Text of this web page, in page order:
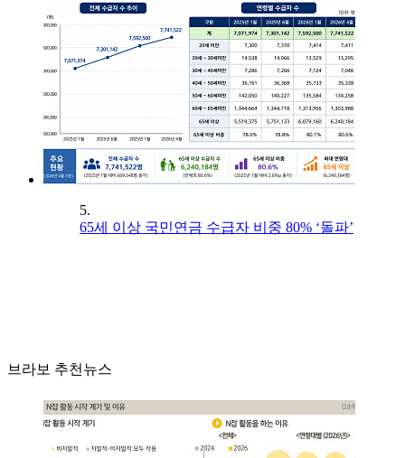
5.
65세 이상 국민연금 수급자 비중 80% ‘돌파’
브라보 추천뉴스